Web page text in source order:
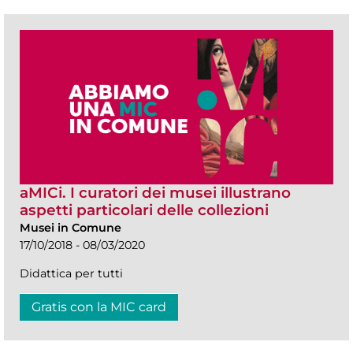
aMICi. I curatori dei musei illustrano
aspetti particolari delle collezioni
Musei in Comune
17/10/2018 - 08/03/2020
Didattica per tutti
Gratis con la MIC card